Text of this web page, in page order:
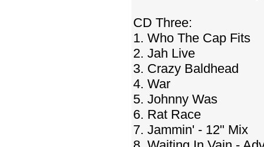
CD Three:
1. Who The Cap Fits
2. Jah Live
3. Crazy Baldhead
4. War
5. Johnny Was
6. Rat Race
7. Jammin' - 12" Mix